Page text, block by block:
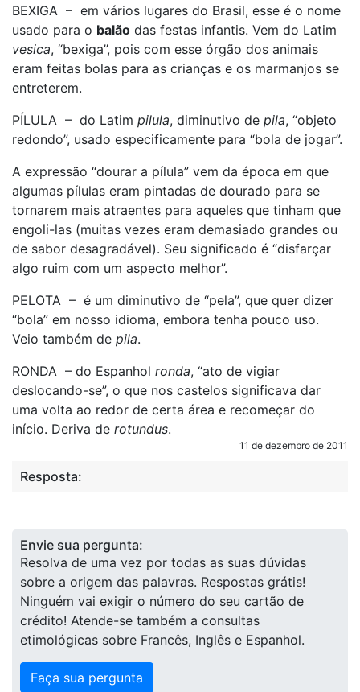
BEXIGA – em vários lugares do Brasil, esse é o nome
usado para o balão das festas infantis. Vem do Latim
vesica, “bexiga”, pois com esse órgão dos animais
eram feitas bolas para as crianças e os marmanjos se
entreterem.
PÍLULA – do Latim pilula, diminutivo de pila, “objeto
redondo”, usado especificamente para “bola de jogar”.
A expressão “dourar a pílula” vem da época em que
algumas pílulas eram pintadas de dourado para se
tornarem mais atraentes para aqueles que tinham que
engoli-las (muitas vezes eram demasiado grandes ou
de sabor desagradável). Seu significado é “disfarçar
algo ruim com um aspecto melhor”.
PELOTA – é um diminutivo de “pela”, que quer dizer
“bola” em nosso idioma, embora tenha pouco uso.
Veio também de pila.
RONDA – do Espanhol ronda, “ato de vigiar
deslocando-se”, o que nos castelos significava dar
uma volta ao redor de certa área e recomeçar do
início. Deriva de rotundus.
11 de dezembro de 2011
Resposta:
Envie sua pergunta:
Resolva de uma vez por todas as suas dúvidas
sobre a origem das palavras. Respostas grátis!
Ninguém vai exigir o número do seu cartão de
crédito! Atende-se também a consultas
etimológicas sobre Francês, Inglês e Espanhol.
Faça sua pergunta